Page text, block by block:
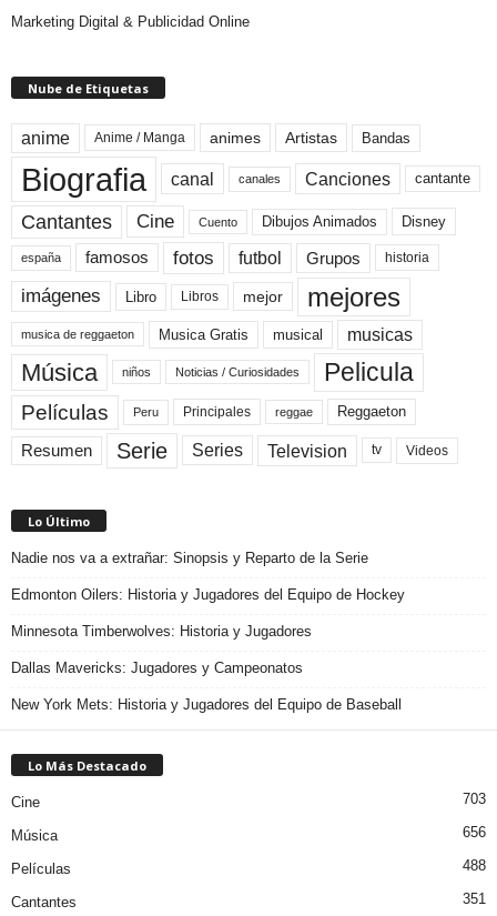
Marketing Digital & Publicidad Online
Nube de Etiquetas
anime Anime / Manga animes Artistas Bandas
Biografia canal canales Canciones cantante
Cantantes Cine Cuento Dibujos Animados Disney
españa famosos fotos futbol Grupos historia
imágenes Libro Libros mejor mejores
musica de reggaeton Musica Gratis musical musicas
Música niños Noticias / Curiosidades Pelicula
Películas Peru Principales reggae Reggaeton
Resumen Serie Series Television tv Videos
Lo Último
Nadie nos va a extrañar: Sinopsis y Reparto de la Serie
Edmonton Oilers: Historia y Jugadores del Equipo de Hockey
Minnesota Timberwolves: Historia y Jugadores
Dallas Mavericks: Jugadores y Campeonatos
New York Mets: Historia y Jugadores del Equipo de Baseball
Lo Más Destacado
Cine 703
Música 656
Películas 488
Cantantes 351